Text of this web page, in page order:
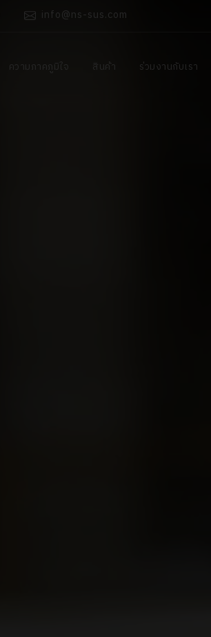
info@ns-sus.com
ความภาคภูมิใจ สินค้า ร่วมงานกับเรา